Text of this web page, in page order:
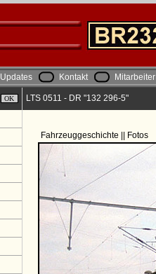
Updates Kontakt Mitarbeiter
LTS 0511 - DR "132 296-5"
Fahrzeuggeschichte || Fotos